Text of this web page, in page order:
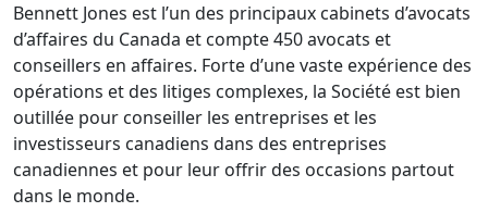
Bennett Jones est l’un des principaux cabinets d’avocats
d’affaires du Canada et compte 450 avocats et
conseillers en affaires. Forte d’une vaste expérience des
opérations et des litiges complexes, la Société est bien
outillée pour conseiller les entreprises et les
investisseurs canadiens dans des entreprises
canadiennes et pour leur offrir des occasions partout
dans le monde.